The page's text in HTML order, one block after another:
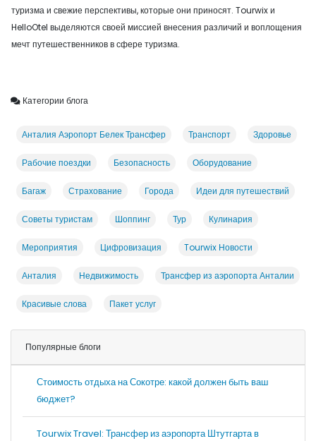
туризма и свежие перспективы, которые они приносят. Tourwix и
HelloOtel выделяются своей миссией внесения различий и воплощения
мечт путешественников в сфере туризма.
Категории блога
Анталия Аэропорт Белек Трансфер Транспорт Здоровье
Рабочие поездки Безопасность Оборудование
Багаж Страхование Города Идеи для путешествий
Советы туристам Шоппинг Тур Кулинария
Мероприятия Цифровизация Tourwix Новости
Анталия Недвижимость Трансфер из аэропорта Анталии
Красивые слова Пакет услуг
Популярные блоги
Стоимость отдыха на Сокотре: какой должен быть ваш
бюджет?
Tourwix Travel: Трансфер из аэропорта Штутгарта в